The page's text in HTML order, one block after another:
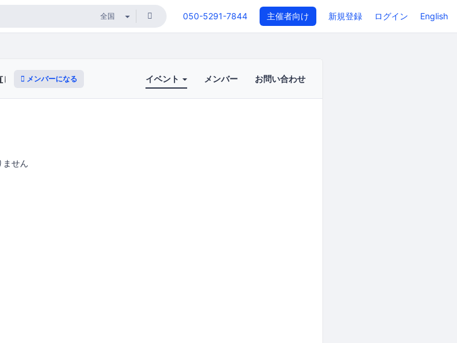
050-5291-7844 主催者向け 新規登録 ログイン English
し講座メンバーになる イベント メンバー お問い合わせ
ません